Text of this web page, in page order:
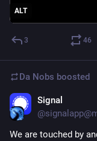
ALT
3 46
Da Nobs boosted
Signal
We are touched by